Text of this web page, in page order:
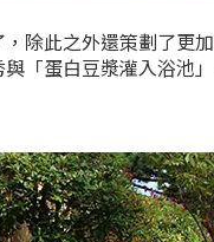
除此之外還策劃了更
「蛋白豆漿灌入浴池